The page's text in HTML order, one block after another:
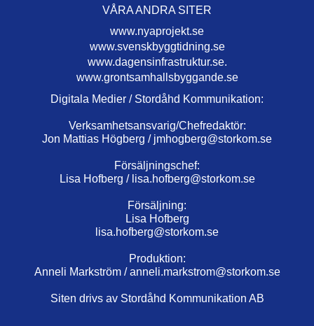
VÅRA ANDRA SITER
www.nyaprojekt.se
www.svenskbyggtidning.se
www.dagensinfrastruktur.se.
www.grontsamhallsbyggande.se
Digitala Medier / Stordåhd Kommunikation:
Verksamhetsansvarig/Chefredaktör:
Jon Mattias Högberg / jmhogberg@storkom.se
Försäljningschef:
Lisa Hofberg / lisa.hofberg@storkom.se
Försäljning:
Lisa Hofberg
lisa.hofberg@storkom.se
Produktion:
Anneli Markström /anneli.markstrom@storkom.se
Siten drivs av Stordåhd Kommunikation AB